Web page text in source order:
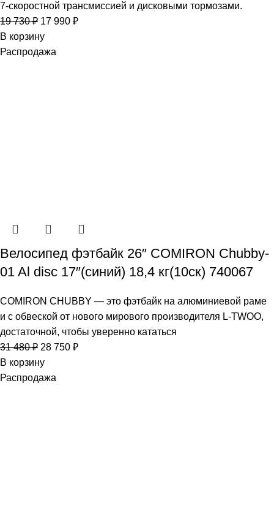
7-скоростной трансмиссией и дисковыми тормозами.
19 730₽ 17 990 ₽
В корзину
Распродажа
Велосипед фэтбайк 26″ COMIRON Chubby-
01 Al disc 17″(синий) 18,4 кг(10cк) 740067
COMIRON CHUBBY — это фэтбайк на алюминиевой раме
и с обвеской от нового мирового производителя L-TWOO,
достаточной, чтобы уверенно кататься
31 480₽ 28 750 ₽
В корзину
Распродажа